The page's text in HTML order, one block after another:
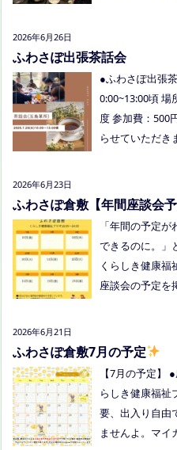
多く、お母さま
今回、ご参加
2026年6月26日
ふわさぽ出張茶話会
●ふわさぽ出張
0:00~13:00頃
度 参加費：500
らせていただき
軽食を食べます
込みください
ッセージを送っ
2026年6月23日
ふわさぽ倉敷【年間座談会予
「年間の予定
できるのに。」
くらしき健康福
座談会の予定を
ームページなど
2026年6月21日
ふわさぽ倉敷7月の予定
【7月の予定】
らしき健康福祉
要、出入り自由
ませんよ。マイ